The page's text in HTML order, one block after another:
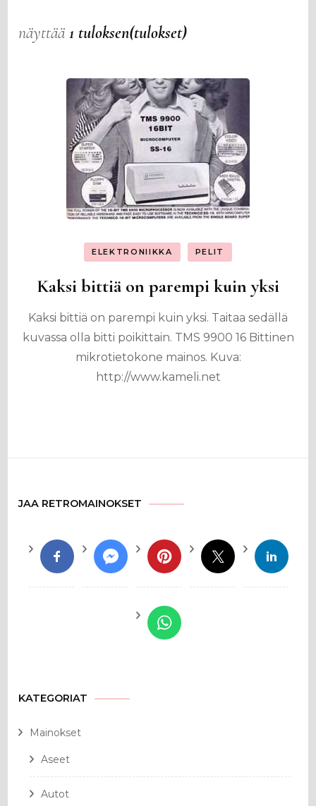
näyttää1 tuloksen(tulokset)
ELEKTRONIIKKA PELIT
Kaksi bittiä on parempi kuin yksi
Kaksi bittiä on parempi kuin yksi. Taitaa sedällä
kuvassa olla bitti poikittain. TMS 9900 16 Bittinen
mikrotietokone mainos. Kuva:
http://www.kameli.net
JAA RETROMAINOKSET
KATEGORIAT
Mainokset
Aseet
Autot